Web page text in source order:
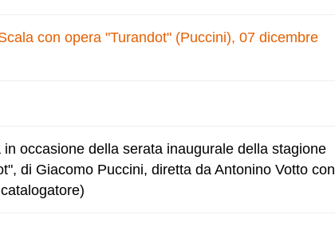
con opera "Turandot" (Puccini), 07 dicembre
occasione della serata inaugurale della stagione
di Giacomo Puccini, diretta da Antonino Votto con